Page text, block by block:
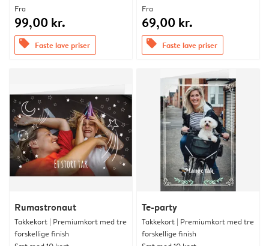
Fra
99,00 kr.
offers Faste lave priser
Fra
69,00 kr.
offers Faste lave priser
Rumastronaut
Takkekort | Premiumkort med tre
forskellige finish
Te-party
Takkekort | Premiumkort med tre
forskellige finish